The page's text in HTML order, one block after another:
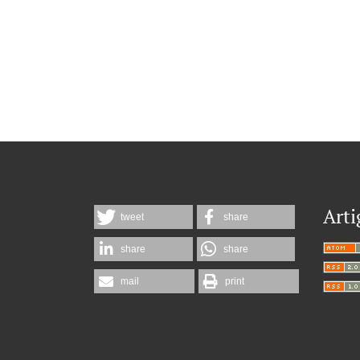
tweet share
share share
mail print